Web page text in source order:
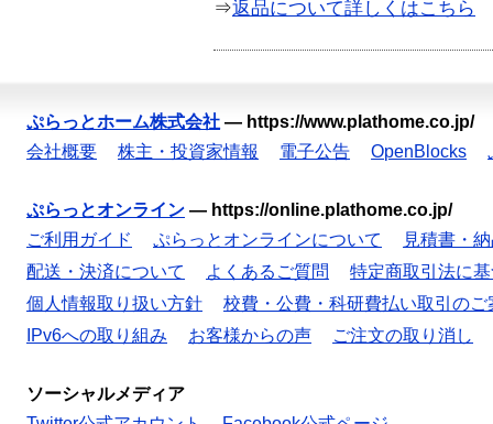
⇒返品について詳しくはこちら
ぷらっとホーム株式会社 — https://www.plathome.co.jp/
会社概要
株主・投資家情報 電子公告 OpenBlocks
ぷらっとオンライン — https://online.plathome.co.jp/
ご利用ガイド
ぷらっとオンラインについて
見積書・
配送・決済について
よくあるご質問
特定商取引法に
個人情報取り扱い方針
校費・公費・科研費払い取引のご
IPv6への取り組み
お客様からの声 ご注文の取り消し
ソーシャルメディア